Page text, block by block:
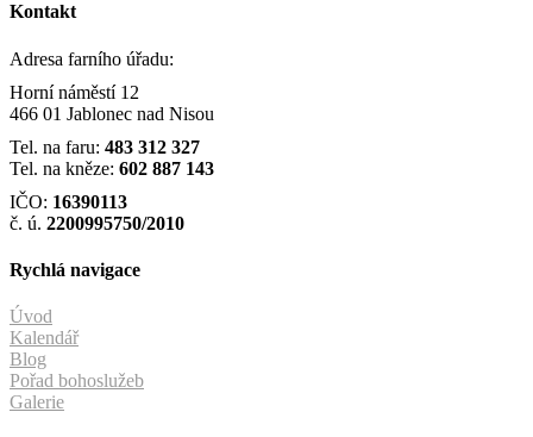
Kontakt
Adresa farního úřadu:
Horní náměstí 12
466 01 Jablonec nad Nisou
Tel. na faru: 483 312 327
Tel. na kněze: 602 887 143
IČO: 16390113
č. ú. 2200995750/2010
Rychlá navigace
Úvod
Kalendář
Blog
Pořad bohoslužeb
Galerie